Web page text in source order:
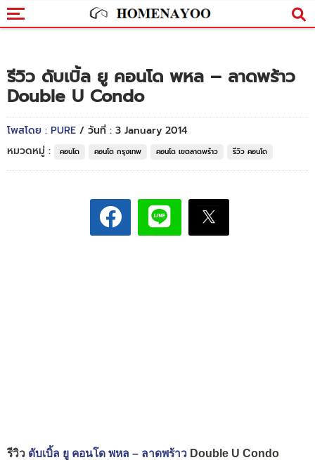
รีวิว ดับเบิ้ล ยู คอนโด พหล – ลาดพร้าว
Double U Condo
โพสโดย : PURE / วันที่ : 3 January 2014
หมวดหมู่ :
คอนโด คอนโด กรุงเทพ คอนโด เขตลาดพร้าว รีวิว คอนโด
รีวิว ดับเบิ้ล ยู คอนโด พหล – ลาดพร้าว Double U Condo